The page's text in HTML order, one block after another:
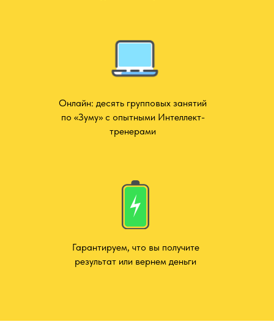
Онлайн: десять групповых занятий
по «Зуму» с опытными Интеллект-
тренерами
Гарантируем, что вы получите
результат или вернем деньги